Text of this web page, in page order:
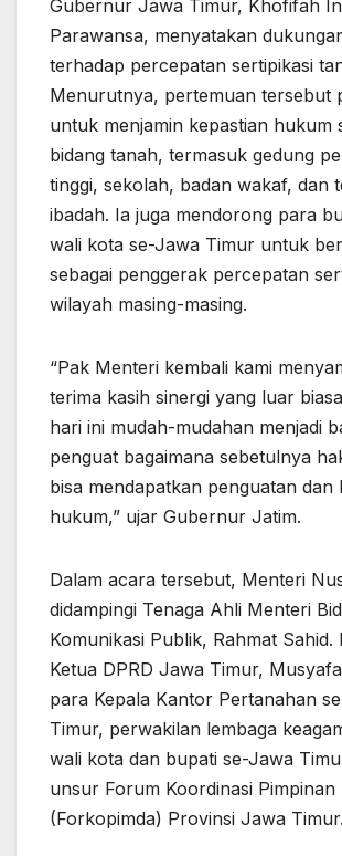
Gubernur Jawa Timur, Khofifah
Parawansa, menyatakan
terhadap percepatan sertipikasi
Menurutnya, pertemuan tersebut
untuk menjamin kepastian hukum
bidang tanah, termasuk gedung
tinggi, sekolah, badan wakaf, dan
ibadah. Ia juga mendorong para
wali kota se-Jawa Timur untuk
sebagai penggerak percepatan
wilayah masing-masing.
“Pak Menteri kembali kami
terima kasih sinergi yang luar
hari ini mudah-mudahan menjadi
penguat bagaimana sebetulnya
bisa mendapatkan penguatan dan
hukum,” ujar Gubernur Jatim.
Dalam acara tersebut, Menteri
didampingi Tenaga Ahli Menteri
Komunikasi Publik, Rahmat Sahid.
Ketua DPRD Jawa Timur,
para Kepala Kantor Pertanahan
Timur, perwakilan lembaga
wali kota dan bupati se-Jawa
unsur Forum Koordinasi Pimpinan
(Forkopimda) Provinsi Jawa Timur.